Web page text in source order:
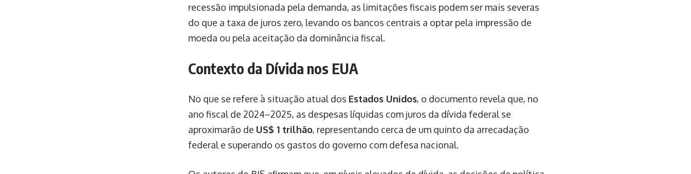
recessão impulsionada pela demanda, as limitações fiscais podem ser mais severas
do que a taxa de juros zero, levando os bancos centrais a optar pela impressão de
moeda ou pela aceitação da dominância fiscal.
Contexto da Dívida nos EUA
No que se refere à situação atual dos Estados Unidos, o documento revela que, no
ano fiscal de 2024–2025, as despesas líquidas com juros da dívida federal se
aproximarão de US$ 1 trilhão, representando cerca de um quinto da arrecadação
federal e superando os gastos do governo com defesa nacional.